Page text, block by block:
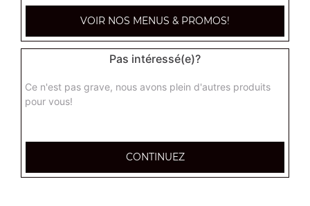
paysanne junior
Base crème fraîche, lardons, pommes de terre, oignons,
oeuf
9.90€
raclette junior
oignons
VOIR NOS MENUS & PROMOS!
Pas intéressé(e)?
Ce n'est pas grave, nous avons plein d'autres produits
pour vous!
CONTINUEZ